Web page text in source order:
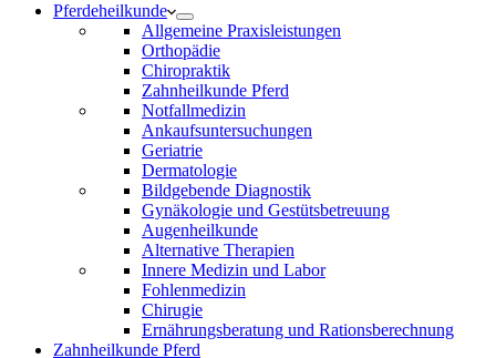
Pferdeheilkunde
Allgemeine Praxisleistungen
Orthopädie
Chiropraktik
Zahnheilkunde Pferd
Notfallmedizin
Ankaufsuntersuchungen
Geriatrie
Dermatologie
Bildgebende Diagnostik
Gynäkologie und Gestütsbetreuung
Augenheilkunde
Alternative Therapien
Innere Medizin und Labor
Fohlenmedizin
Chirugie
Ernährungsberatung und Rationsberechnung
Zahnheilkunde Pferd